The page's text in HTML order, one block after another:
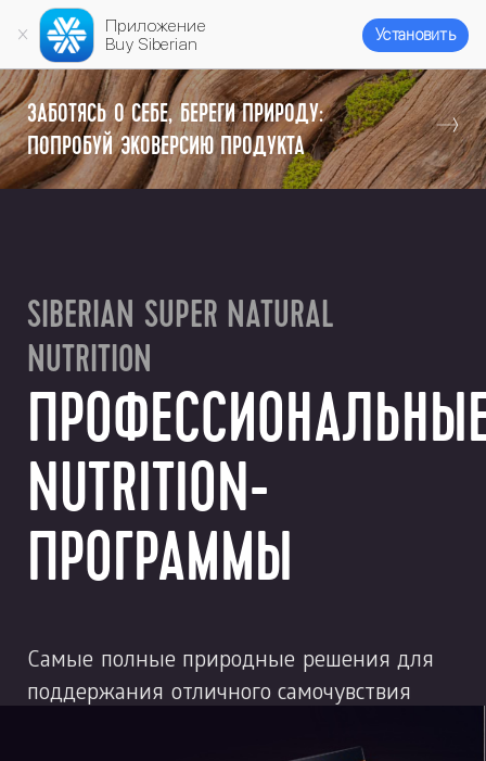
Приложение
Buy Siberian
Установить
ЗАБОТЯСЬ О СЕБЕ, БЕРЕГИ ПРИРОДУ:
ПОПРОБУЙ ЭКОВЕРСИЮ ПРОДУКТА
SIBERIAN SUPER NATURAL
NUTRITION
NUTRITION-
ПРОГРАММЫ
Самые полные природные решения для
поддержания отличного самочувствия